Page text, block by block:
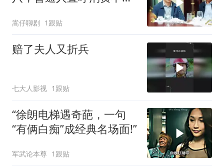
嵩仔聊剧 1跟贴
赔了夫人又折兵
七大人影视 1跟贴
“徐朗电梯遇奇葩，一句
“有俩白痴”成经典名场面!”
军武论本尊 1跟贴